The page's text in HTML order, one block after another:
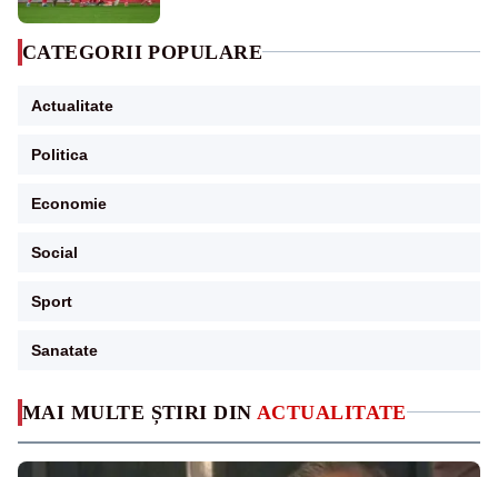
MAI MULTE ȘTIRI DIN ACTUALITATE
CATEGORII POPULARE
Actualitate
Politica
Economie
Social
Sport
Sanatate